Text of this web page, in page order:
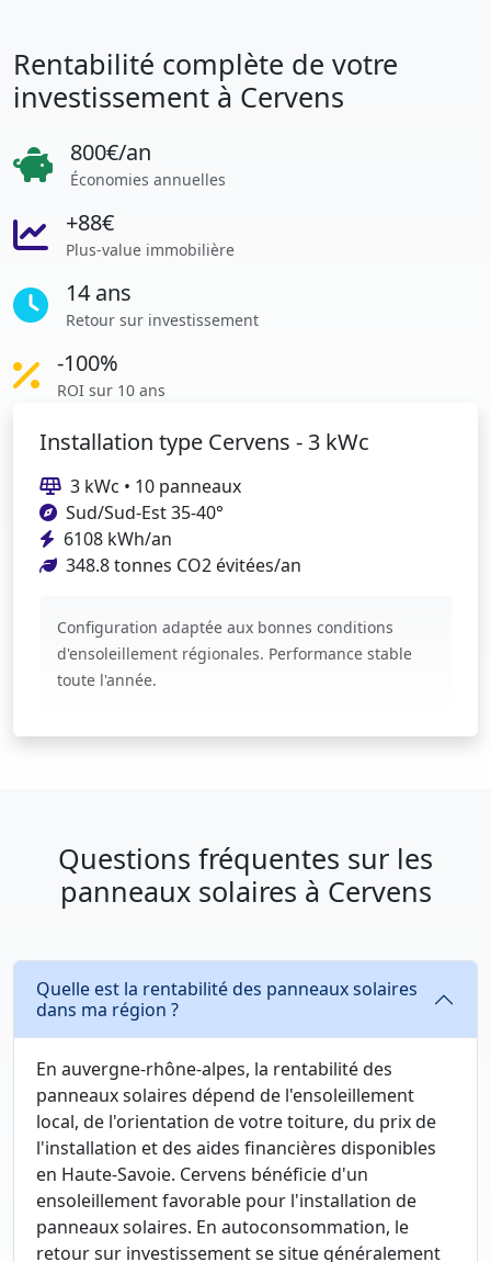
Rentabilité complète de votre
investissement à Cervens
800€/an
Économies annuelles
+88€
Plus-value immobilière
14 ans
Retour sur investissement
-100%
ROI sur 10 ans
Installation type Cervens - 3 kWc
3 kWc • 10 panneaux
Sud/Sud-Est 35-40°
6108 kWh/an
348.8 tonnes CO2 évitées/an
Configuration adaptée aux bonnes conditions
d'ensoleillement régionales. Performance stable
toute l'année.
Questions fréquentes sur les
panneaux solaires à Cervens
Quelle est la rentabilité des panneaux solaires
dans ma région ?
En auvergne-rhône-alpes, la rentabilité des
panneaux solaires dépend de l'ensoleillement
local, de l'orientation de votre toiture, du prix de
l'installation et des aides financières disponibles
en Haute-Savoie. Cervens bénéficie d'un
ensoleillement favorable pour l'installation de
panneaux solaires. En autoconsommation, le
retour sur investissement se situe généralement